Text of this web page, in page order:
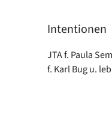
Intentionen
JTA f. Paula
f. Karl Bug u.